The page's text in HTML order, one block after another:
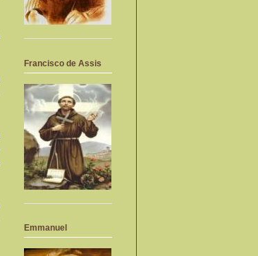
Francisco de Assis
Emmanuel